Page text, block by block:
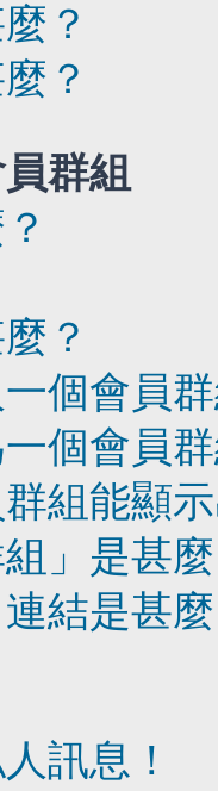
？
？
群組
？
個會員
個會員
組能顯
組」是甚
連結是甚
訊息！